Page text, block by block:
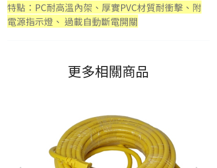
特點：PC耐高溫內架、厚實PVC材質耐衝擊、附
電源指示燈、 過載自動斷電開關
更多相關商品